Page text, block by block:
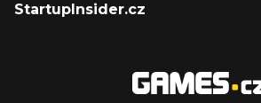
StartupInsider.cz